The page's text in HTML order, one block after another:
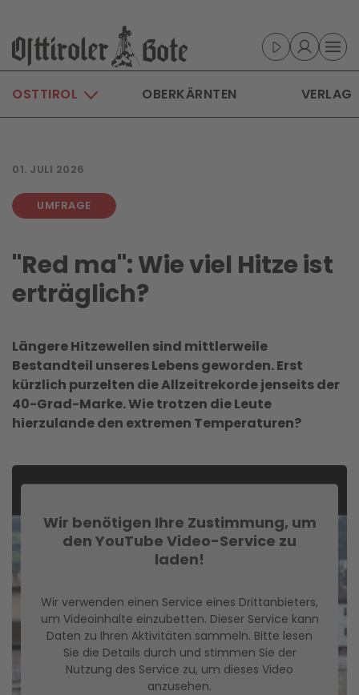
Skip to main content
OSTTIROL OBERKÄRNTEN VERLAG
01. JULI 2026
UMFRAGE
"Red ma": Wie viel Hitze ist
erträglich?
Längere Hitzewellen sind mittlerweile
Bestandteil unseres Lebens geworden. Erst
kürzlich purzelten die Allzeitrekorde jenseits der
40-Grad-Marke. Wie trotzen die Leute
hierzulande den extremen Temperaturen?
Wir benötigen Ihre Zustimmung, um
den YouTube Video-Service zu
laden!
Wir verwenden einen Service eines Drittanbieters,
um Videoinhalte einzubetten. Dieser Service kann
Daten zu Ihren Aktivitäten sammeln. Bitte lesen
Sie die Details durch und stimmen Sie der
Nutzung des Service zu, um dieses Video
anzusehen.